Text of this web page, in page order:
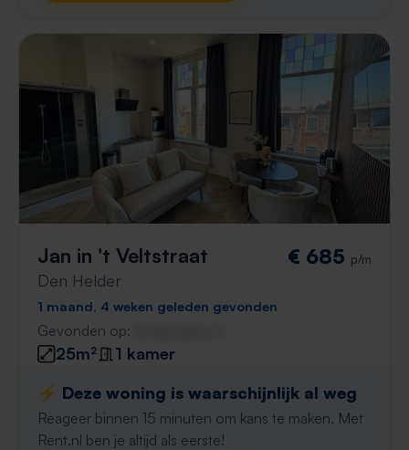
Jan in 't Veltstraat
Den Helder
€ 685 p/m
1 maand, 4 weken geleden gevonden
Gevonden op:
25m²
1 kamer
⚡️ Deze woning is waarschijnlijk al weg
Reageer binnen 15 minuten om kans te maken. Met
Rent.nl ben je altijd als eerste!